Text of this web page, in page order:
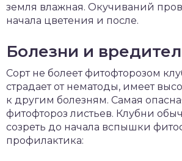
земля влажная. Окучиваний
начала цветения и после.
Болезни и
Сорт не болеет фитофторозом
страдает от нематоды, имеет
к другим болезням. Самая
фитофтороз листьев. Клубни
созреть до начала вспышки
профилактика: